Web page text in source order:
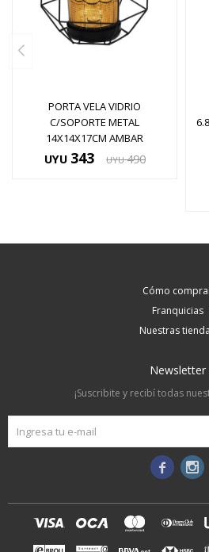
PORTA VELA VIDRIO
C/SOPORTE METAL
14X14X17CM AMBAR
UYU 343 UYU 490
Cómo
Franquicias
Nuestras
Newsletter
¡Suscribite y recibí todas
 